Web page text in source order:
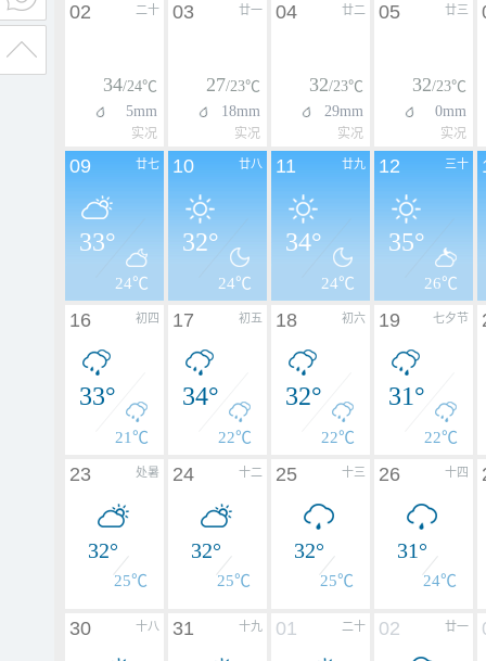
二十
02
34/24℃
5mm
实况
廿一
03
27/23℃
18mm
实况
廿二
04
32/23℃
29mm
实况
廿三
05
32/23℃
0mm
实况
廿七
09
33°
24℃
廿八
10
32°
24℃
廿九
11
34°
24℃
三十
12
35°
26℃
初四
16
33°
21℃
初五
17
34°
22℃
初六
18
32°
22℃
七夕节
19
31°
22℃
处暑
23
32°
25℃
十二
24
32°
25℃
十三
25
32°
25℃
十四
26
31°
24℃
十八
30 十九
31 二十
01 廿一
02